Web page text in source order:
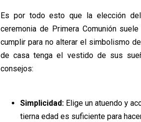
Es por todo esto que la elección
ceremonia de Primera Comunión
cumplir para no alterar el simbolismo
de casa tenga el vestido de sus
consejos:
Simplicidad: Elige un atuendo y
tierna edad es suficiente para